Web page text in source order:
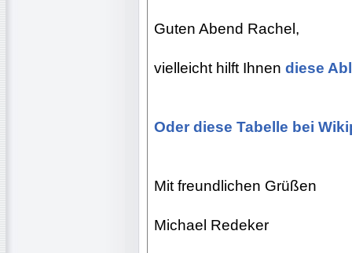
Guten Abend Rachel,
vielleicht hilft Ihnen diese
Oder diese Tabelle bei
Mit freundlichen Grüßen
Michael Redeker